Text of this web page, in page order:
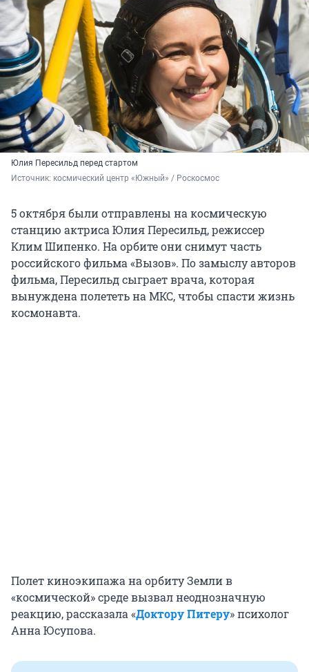
Юлия Пересильд перед стартом
Источник: космический центр «Южный» / Роскосмос
5 октября были отправлены на космическую
станцию актриса Юлия Пересильд, режиссер
Клим Шипенко. На орбите они снимут часть
российского фильма «Вызов». По замыслу авторов
фильма, Пересильд сыграет врача, которая
вынуждена полететь на МКС, чтобы спасти жизнь
космонавта.
Полет киноэкипажа на орбиту Земли в
«космической» среде вызвал неоднозначную
реакцию, рассказала «Доктору Питеру» психолог
Анна Юсупова.